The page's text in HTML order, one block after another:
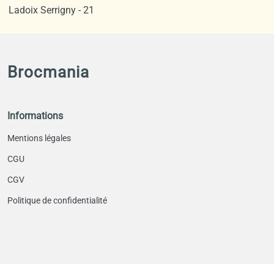
Ladoix Serrigny - 21
Brocmania
Informations
Mentions légales
CGU
CGV
Politique de confidentialité